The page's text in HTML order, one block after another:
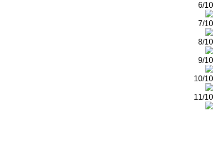
6/10
7/10
8/10
9/10
10/10
11/10